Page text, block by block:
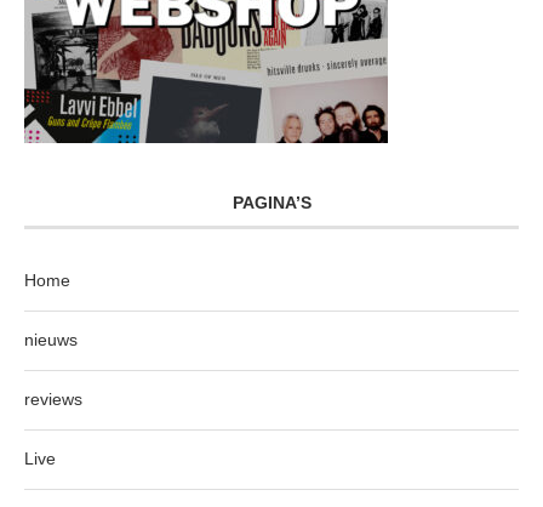
PAGINA’S
Home
nieuws
reviews
Live